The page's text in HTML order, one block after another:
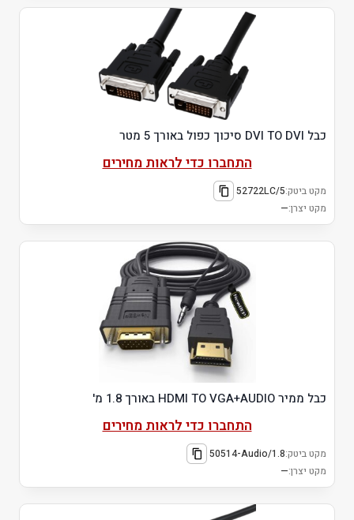
כבל DVI TO DVI סיכוך כפול באורך 5 מטר
התחברו כדי לראות מחירים
מקט ביטק:52722LC/5
מקט יצרן:—
כבל ממיר HDMI TO VGA+AUDIO באורך 1.8 מ'
התחברו כדי לראות מחירים
מקט ביטק:50514-Audio/1.8
מקט יצרן:—